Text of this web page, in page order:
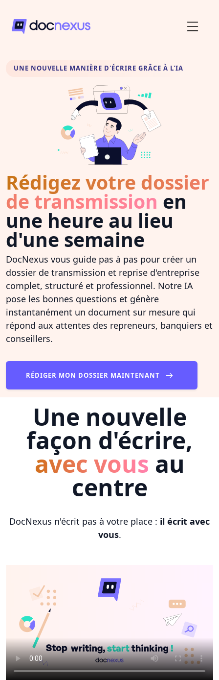
UNE NOUVELLE MANIÈRE D'ÉCRIRE GRÂCE À L'IA
Rédigez votre dossier
de transmission en
une heure au lieu
d'une semaine
DocNexus vous guide pas à pas pour créer un
dossier de transmission et reprise d'entreprise
complet, structuré et professionnel. Notre IA
pose les bonnes questions et génère
instantanément un document sur mesure qui
répond aux attentes des repreneurs, banquiers et
conseillers.
RÉDIGER MON DOSSIER MAINTENANT
Une nouvelle
façon d'écrire,
avec vous au
centre
DocNexus n'écrit pas à votre place : il écrit avec
vous.